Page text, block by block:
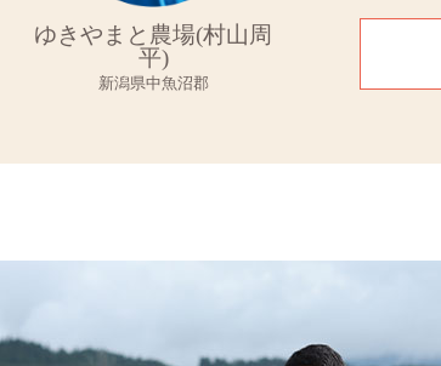
ゆきやまと農場(村山周
平)
新潟県中魚沼郡